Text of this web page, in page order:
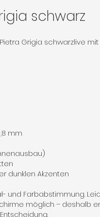
schwarz
Grigia schwarzlive
mm
dunklen Akzenten
und Farbabstimmung.
möglich – deshalb